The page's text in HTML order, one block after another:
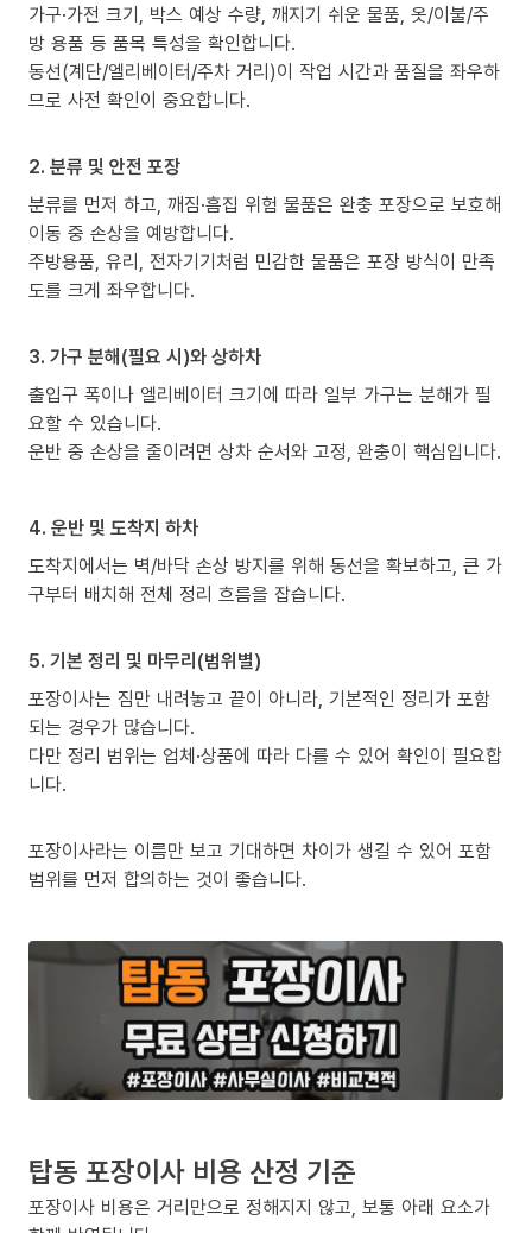
가구·가전 크기, 박스 예상 수량, 깨지기 쉬운 물품, 옷/이불/주
방 용품 등 품목 특성을 확인합니다.
동선(계단/엘리베이터/주차 거리)이 작업 시간과 품질을 좌우하
므로 사전 확인이 중요합니다.
2. 분류 및 안전 포장
분류를 먼저 하고, 깨짐·흠집 위험 물품은 완충 포장으로 보호해
이동 중 손상을 예방합니다.
주방용품, 유리, 전자기기처럼 민감한 물품은 포장 방식이 만족
도를 크게 좌우합니다.
3. 가구 분해(필요 시)와 상하차
출입구 폭이나 엘리베이터 크기에 따라 일부 가구는 분해가 필
요할 수 있습니다.
운반 중 손상을 줄이려면 상차 순서와 고정, 완충이 핵심입니다.
4. 운반 및 도착지 하차
도착지에서는 벽/바닥 손상 방지를 위해 동선을 확보하고, 큰 가
구부터 배치해 전체 정리 흐름을 잡습니다.
5. 기본 정리 및 마무리(범위별)
포장이사는 짐만 내려놓고 끝이 아니라, 기본적인 정리가 포함
되는 경우가 많습니다.
다만 정리 범위는 업체·상품에 따라 다를 수 있어 확인이 필요합
니다.
포장이사라는 이름만 보고 기대하면 차이가 생길 수 있어 포함
범위를 먼저 합의하는 것이 좋습니다.
탑동 포장이사 비용 산정 기준
포장이사 비용은 거리만으로 정해지지 않고, 보통 아래 요소가